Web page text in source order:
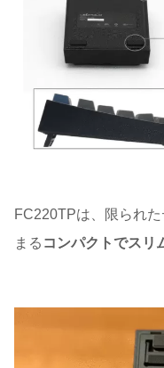
FC220TPは、限られ
まる コンパクトでスリ